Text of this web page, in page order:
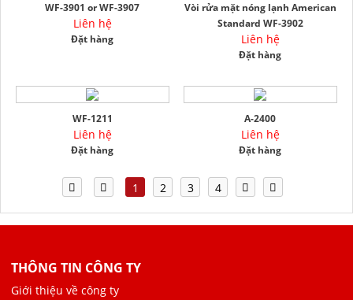
WF-3901 or WF-3907
Liên hệ
Đặt hàng
Vòi rửa mặt nóng lạnh American
Standard WF-3902
Liên hệ
Đặt hàng
WF-1211
Liên hệ
Đặt hàng
A-2400
Liên hệ
Đặt hàng
1 2 3 4
THÔNG TIN CÔNG TY
Giới thiệu về công ty